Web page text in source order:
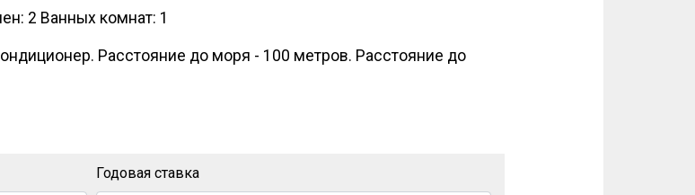
2 Ванных комнат: 1
Расстояние до моря - 100 метров. Расстояние до
Годовая ставка